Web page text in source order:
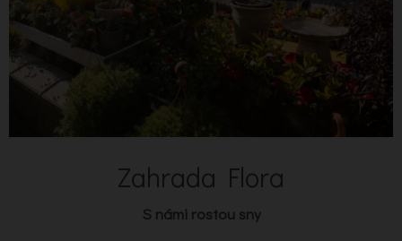
Zahrada Flora
S námi rostou sny